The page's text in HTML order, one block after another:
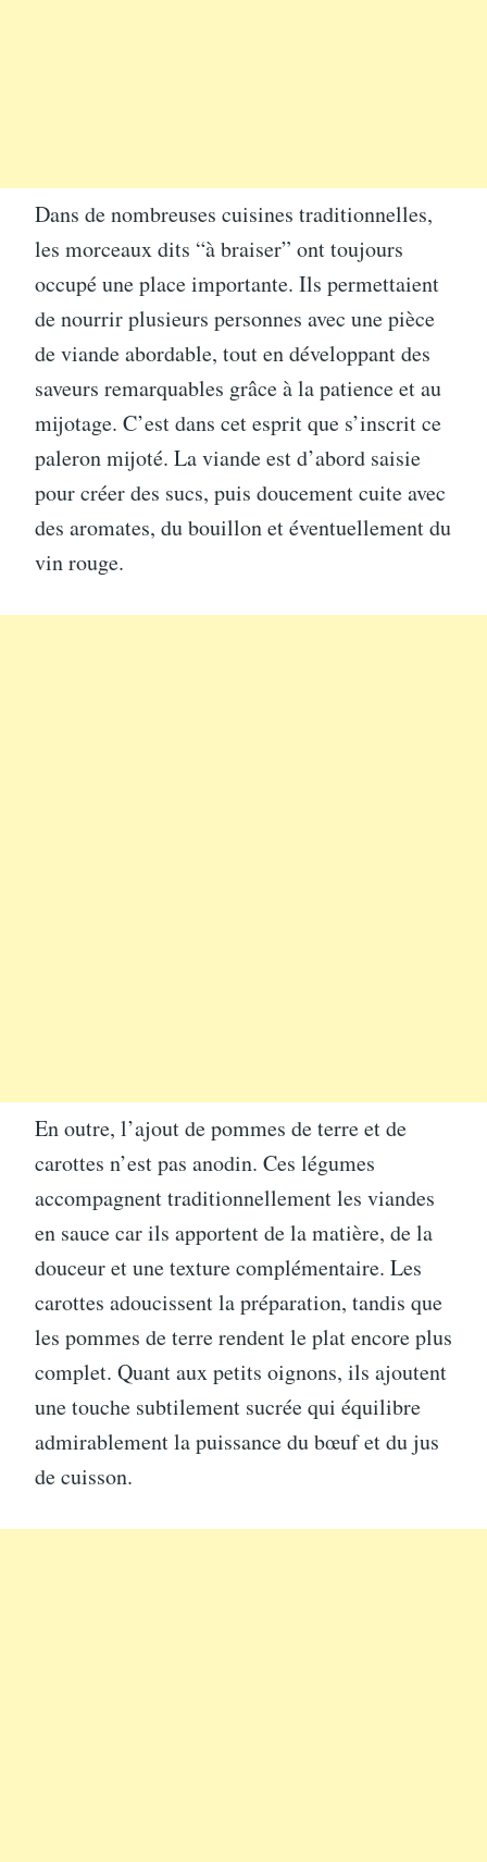
Dans de nombreuses cuisines traditionnelles,
les morceaux dits “à braiser” ont toujours
occupé une place importante. Ils permettaient
de nourrir plusieurs personnes avec une pièce
de viande abordable, tout en développant des
saveurs remarquables grâce à la patience et au
mijotage. C’est dans cet esprit que s’inscrit ce
paleron mijoté. La viande est d’abord saisie
pour créer des sucs, puis doucement cuite avec
des aromates, du bouillon et éventuellement du
vin rouge.
En outre, l’ajout de pommes de terre et de
carottes n’est pas anodin. Ces légumes
accompagnent traditionnellement les viandes
en sauce car ils apportent de la matière, de la
douceur et une texture complémentaire. Les
carottes adoucissent la préparation, tandis que
les pommes de terre rendent le plat encore plus
complet. Quant aux petits oignons, ils ajoutent
une touche subtilement sucrée qui équilibre
admirablement la puissance du bœuf et du jus
de cuisson.